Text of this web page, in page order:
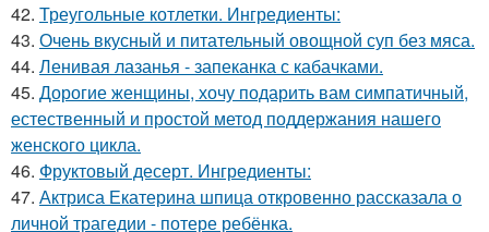
42. Треугольные котлетки. Ингредиенты:
43. Очень вкусный и питательный овощной суп без мяса.
44. Ленивая лазанья - запеканка с кабачками.
45. Дорогие женщины, хочу подарить вам симпатичный,
естественный и простой метод поддержания нашего
женского цикла.
46. Фруктовый десерт. Ингредиенты:
47. Актриса Екатерина шпица откровенно рассказала о
личной трагедии - потере ребёнка.